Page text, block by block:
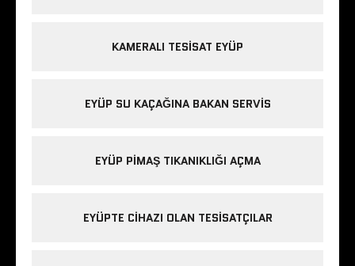
KAMERALI TESISAT EYÜP
EYÜP SU KAÇAĞINA BAKAN SERVIS
EYÜP PIMAŞ TIKANIKLIĞI AÇMA
EYÜPTE CIHAZI OLAN TESISATÇILAR